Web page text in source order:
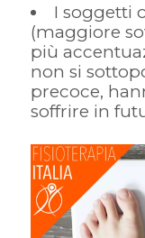
I soggetti
(maggiore
più
non si
precoce,
soffrire in